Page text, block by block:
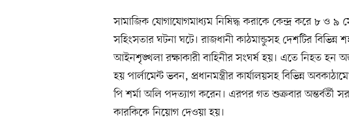
সামাজিক যোগাযোগমাধ্যম নিষিদ্ধ করাকে কেন্দ্র করে ৮ ও ৯
সহিংসতার ঘটনা ঘটে। রাজধানী কাঠমান্ডুসহ দেশটির বিভিন্ন
আইনশৃঙ্খলা রক্ষাকারী বাহিনীর সংঘর্ষ হয়। এতে নিহত
হয় পার্লামেন্ট ভবন, প্রধানমন্ত্রীর কার্যালয়সহ বিভিন্ন
পি শর্মা অলি পদত্যাগ করেন। এরপর গত শুক্রবার অন্তর্বর্তী
কারকিকে নিয়োগ দেওয়া হয়।